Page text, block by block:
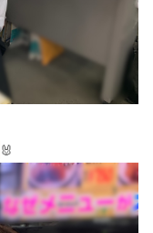
🐰